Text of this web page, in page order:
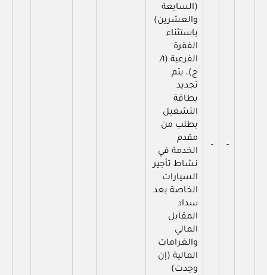
–
–
(السابعة
والعشرين)
باستثناء
الفقرة
الفرعية (١/
ج)، يتم
تجديد
بطاقة
التشغيل
بطلب من
مقدم
الخدمة في
نشاط تأجير
السيارات
الخاصة بعد
سداد
المقابل
المالي
والغرامات
المالية (إن
وجدت)